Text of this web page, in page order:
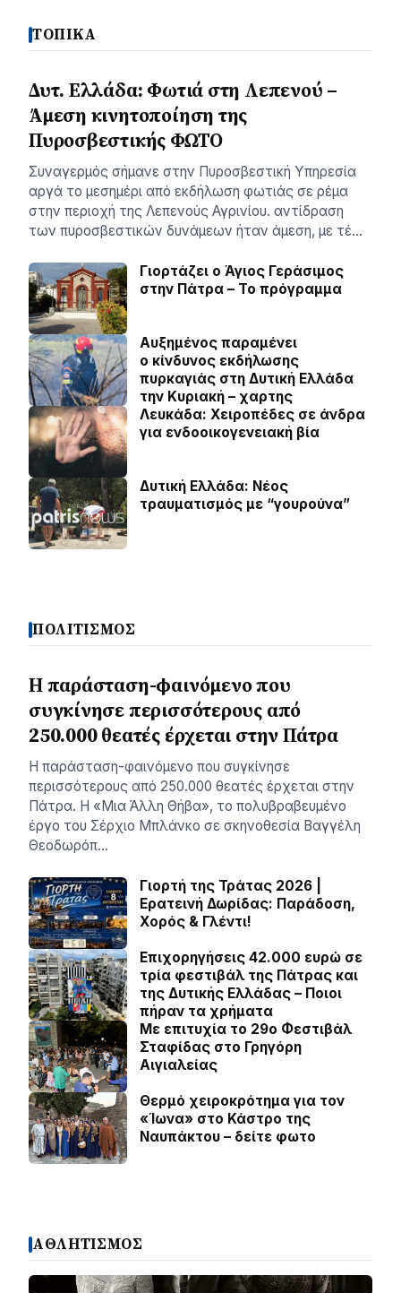
ΤΟΠΙΚΑ
Δυτ. Ελλάδα: Φωτιά στη Λεπενού –
Άμεση κινητοποίηση της
Πυροσβεστικής ΦΩΤΟ
Συναγερμός σήμανε στην Πυροσβεστική Υπηρεσία
αργά το μεσημέρι από εκδήλωση φωτιάς σε ρέμα
στην περιοχή της Λεπενούς Αγρινίου. αντίδραση
των πυροσβεστικών δυνάμεων ήταν άμεση, με τέ…
Γιορτάζει ο Άγιος Γεράσιμος
στην Πάτρα – Το πρόγραμμα
Αυξημένος παραμένει
ο κίνδυνος εκδήλωσης
πυρκαγιάς στη Δυτική Ελλάδα
την Κυριακή – χαρτης
Λευκάδα: Χειροπέδες σε άνδρα
για ενδοοικογενειακή βία
Δυτική Ελλάδα: Νέος
τραυματισμός με “γουρούνα”
ΠΟΛΙΤΙΣΜΟΣ
Η παράσταση-φαινόμενο που
συγκίνησε περισσότερους από
250.000 θεατές έρχεται στην Πάτρα
Η παράσταση-φαινόμενο που συγκίνησε
περισσότερους από 250.000 θεατές έρχεται στην
Πάτρα. Η «Μια Άλλη Θήβα», το πολυβραβευμένο
έργο του Σέρχιο Μπλάνκο σε σκηνοθεσία Βαγγέλη
Θεοδωρόπ…
Γιορτή της Τράτας 2026 |
Ερατεινή Δωρίδας: Παράδοση,
Χορός & Γλέντι!
Επιχορηγήσεις 42.000 ευρώ σε
τρία φεστιβάλ της Πάτρας και
της Δυτικής Ελλάδας – Ποιοι
πήραν τα χρήματα
Με επιτυχία το 29ο Φεστιβάλ
Σταφίδας στο Γρηγόρη
Aιγιαλείας
Θερμό χειροκρότημα για τον
«Ίωνα» στο Κάστρο της
Ναυπάκτου – δείτε φωτο
ΑΘΛΗΤΙΣΜΟΣ